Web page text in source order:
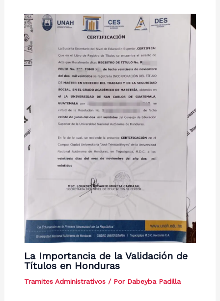
La Importancia de la Validación de
Títulos en Honduras
Tramites Administrativos/ Por Dabeyba Padilla